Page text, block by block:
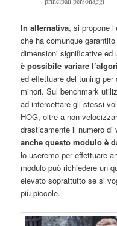
In alternativa, si propone
che ha comunque
dimensioni significative ed
è possibile variare
ed effettuare del tuning
minori. Sul benchmark
ad intercettare gli stessi
HOG, oltre a non
drasticamente il numero di
anche questo modulo è
lo useremo per effettuare
modulo può richiedere un
elevato soprattutto se si
più piccole.